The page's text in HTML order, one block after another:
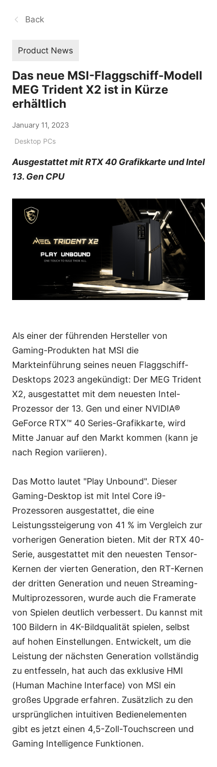
Back
Product News
Das neue MSI-Flaggschiff-Modell
MEG Trident X2 ist in Kürze
erhältlich
January 11, 2023
Desktop PCs
Ausgestattet mit RTX 40 Grafikkarte und Intel
13. Gen CPU
Als einer der führenden Hersteller von
Gaming-Produkten hat MSI die
Markteinführung seines neuen Flaggschiff-
Desktops 2023 angekündigt: Der MEG Trident
X2, ausgestattet mit dem neuesten Intel-
Prozessor der 13. Gen und einer NVIDIA®
GeForce RTX™ 40 Series-Grafikkarte, wird
Mitte Januar auf den Markt kommen (kann je
nach Region variieren).
Das Motto lautet "Play Unbound". Dieser
Gaming-Desktop ist mit Intel Core i9-
Prozessoren ausgestattet, die eine
Leistungssteigerung von 41 % im Vergleich zur
vorherigen Generation bieten. Mit der RTX 40-
Serie, ausgestattet mit den neuesten Tensor-
Kernen der vierten Generation, den RT-Kernen
der dritten Generation und neuen Streaming-
Multiprozessoren, wurde auch die Framerate
von Spielen deutlich verbessert. Du kannst mit
100 Bildern in 4K-Bildqualität spielen, selbst
auf hohen Einstellungen. Entwickelt, um die
Leistung der nächsten Generation vollständig
zu entfesseln, hat auch das exklusive HMI
(Human Machine Interface) von MSI ein
großes Upgrade erfahren. Zusätzlich zu den
ursprünglichen intuitiven Bedienelementen
gibt es jetzt einen 4,5-Zoll-Touchscreen und
Gaming Intelligence Funktionen.